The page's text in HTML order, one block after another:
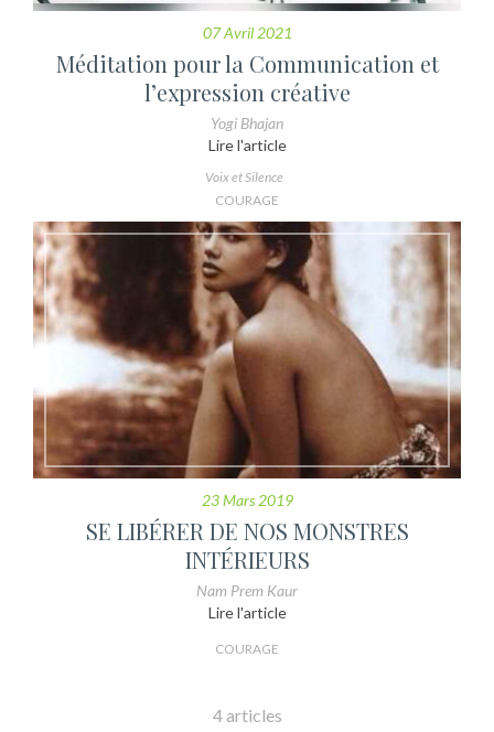
07 Avril 2021
Méditation pour la Communication et
l’expression créative
Yogi Bhajan
Lire l'article
Voix et Silence
COURAGE
23 Mars 2019
SE LIBÉRER DE NOS MONSTRES
INTÉRIEURS
Nam Prem Kaur
Lire l'article
COURAGE
4 articles